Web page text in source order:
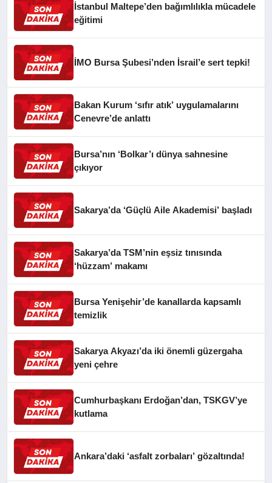
İstanbul Maltepe’den bağımlılıkla mücadele
eğitimi
İMO Bursa Şubesi’nden İsrail’e sert tepki!
Bakan Kurum ‘sıfır atık’ uygulamalarını
Cenevre’de anlattı
Bursa’nın ‘Bolkar’ı dünya sahnesine
çıkıyor
Sakarya’da ‘Güçlü Aile Akademisi’ başladı
Sakarya’da TSM’nin eşsiz tınısında
‘hüzzam’ makamı
Bursa Yenişehir’de kanallarda kapsamlı
temizlik
Sakarya Akyazı’da iki önemli güzergaha
yeni çehre
Cumhurbaşkanı Erdoğan’dan, TSKGV’ye
kutlama
Ankara’daki ‘asfalt zorbaları’ gözaltında!